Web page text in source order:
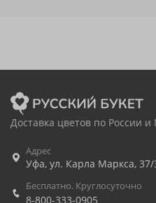
Доставка цветов по России
Адрес
Уфа, ул. Карла Маркса, 37/
Бесплатно. Круглосуточно
8-800-333-0905